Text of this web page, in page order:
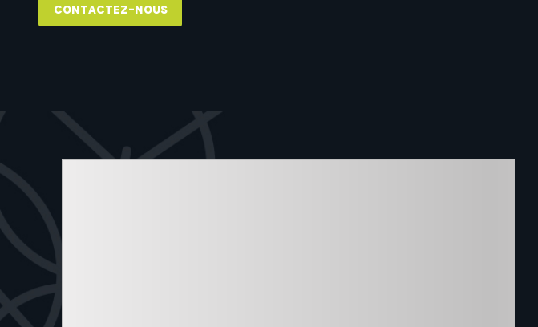
Contactez-nous